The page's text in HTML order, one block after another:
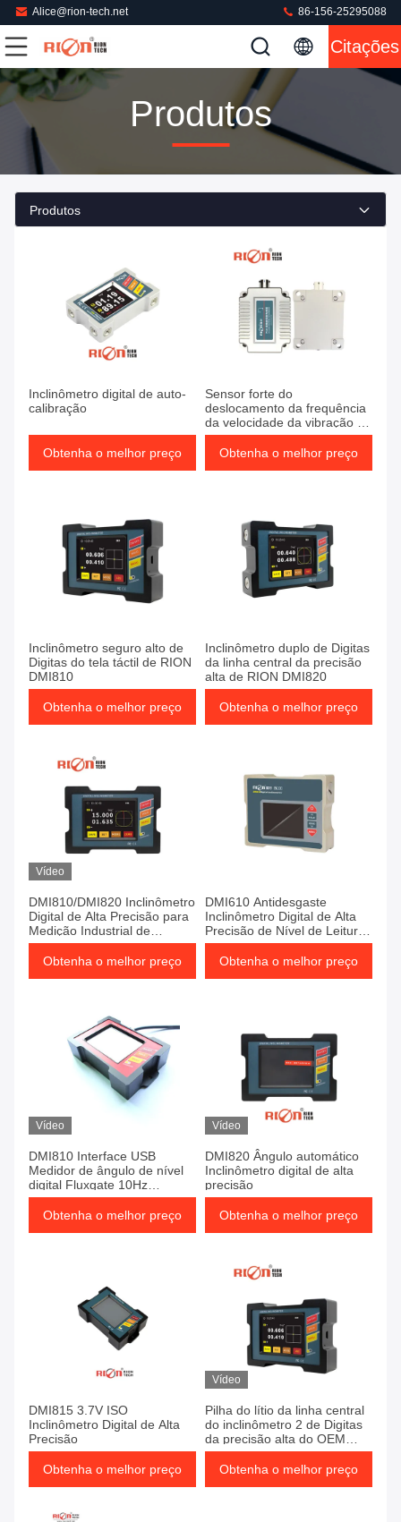
Alice@rion-tech.net 86-156-25295088
Citações
Produtos
Produtos
Inclinômetro digital de auto-
calibração
Obtenha o melhor preço
Sensor forte do
deslocamento da frequência
da velocidade da vibração da
integração de sistemas de
PCA826T
Obtenha o melhor preço
Inclinômetro seguro alto de
Digitas do tela táctil de RION
DMI810
Obtenha o melhor preço
Inclinômetro duplo de Digitas
da linha central da precisão
alta de RION DMI820
Obtenha o melhor preço
Vídeo
DMI810/DMI820 Inclinômetro
Digital de Alta Precisão para
Medição Industrial de
Ângulo.
Obtenha o melhor preço
DMI610 Antidesgaste
Inclinômetro Digital de Alta
Precisão de Nível de Leitura
de Ângulo
Obtenha o melhor preço
Vídeo
DMI810 Interface USB
Medidor de ângulo de nível
digital Fluxgate 10Hz
Protractor de eixo único
Obtenha o melhor preço
Vídeo
DMI820 Ângulo automático
Inclinômetro digital de alta
precisão
Obtenha o melhor preço
DMI815 3.7V ISO
Inclinômetro Digital de Alta
Precisão
Obtenha o melhor preço
Vídeo
Pilha do lítio da linha central
do inclinômetro 2 de Digitas
da precisão alta do OEM
267mm
Obtenha o melhor preço